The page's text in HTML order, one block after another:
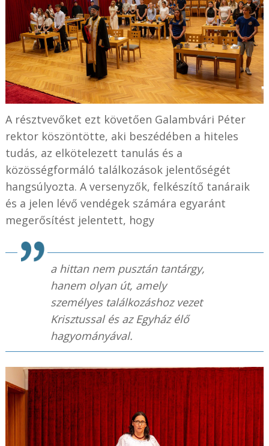
A résztvevőket ezt követően Galambvári Péter
rektor köszöntötte, aki beszédében a hiteles
tudás, az elkötelezett tanulás és a
közösségformáló találkozások jelentőségét
hangsúlyozta. A versenyzők, felkészítő tanáraik
és a jelen lévő vendégek számára egyaránt
megerősítést jelentett, hogy
a hittan nem pusztán tantárgy,
hanem olyan út, amely
személyes találkozáshoz vezet
Krisztussal és az Egyház élő
hagyományával.